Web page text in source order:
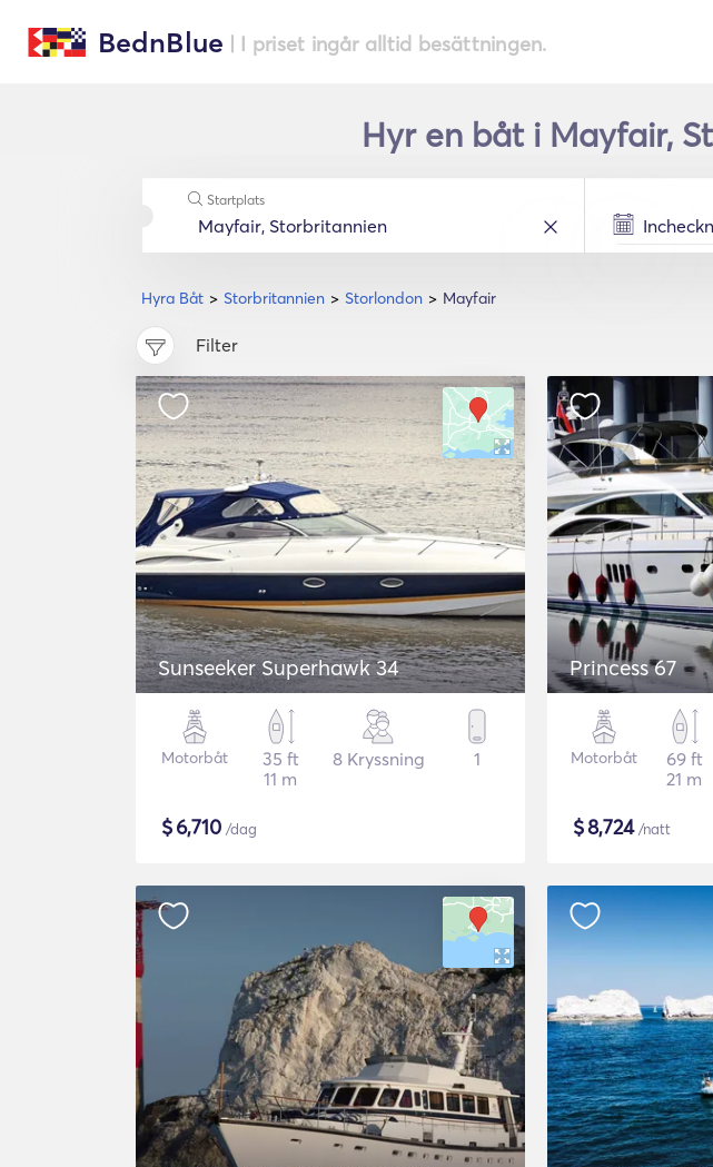
BednBlue | I priset ingår alltid besättningen.
Hyr en båt i Mayfair,
Hyra Båt Storbritannien Storlondon Mayfair
Startplats
Filter
Sunseeker Superhawk 34
Motorbåt
35 ft
11 m
8 Kryssning 1
$6,710 /dag
Princess 67
Motorbåt
69 ft
21 m
$8,724/natt